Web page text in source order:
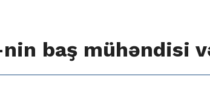
nin baş mühəndisi